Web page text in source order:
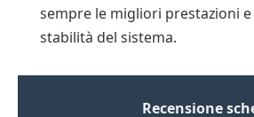
sempre le migliori prestazioni e
stabilità del sistema.
Recensione